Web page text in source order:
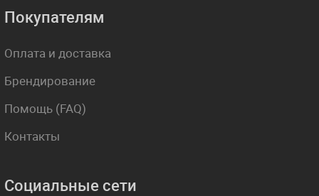
Покупателям
Оплата и доставка
Брендирование
Помощь (FAQ)
Контакты
Социальные сети